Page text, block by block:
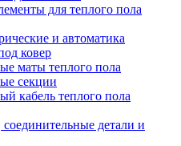
для теплого пола
и автоматика
ковер
маты теплого пола
секции
кабель теплого пола
детали и